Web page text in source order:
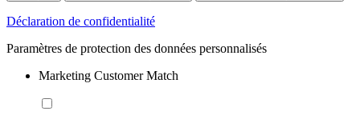
Déclaration de confidentialité
Paramètres de protection des données personnalisés
Marketing Customer Match